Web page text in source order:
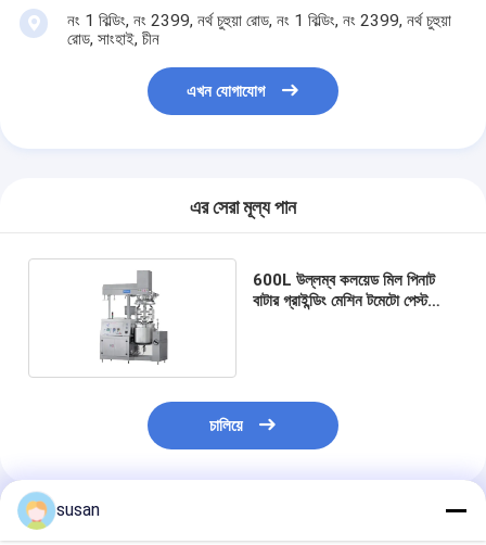
নং 1 বিল্ডিং, নং 2399, নর্থ চুহুয়া রোড, নং 1 বিল্ডিং, নং 2399, নর্থ চুহুয়া
রোড, সাংহাই, চীন
এখন যোগাযোগ
এর সেরা মূল্য পান
600L উল্লম্ব কলয়েড মিল পিনাট
বাটার গ্রাইন্ডিং মেশিন টমেটো পেস্ট
চালিয়ে
প্রস্তাবিত পণ্য
susan